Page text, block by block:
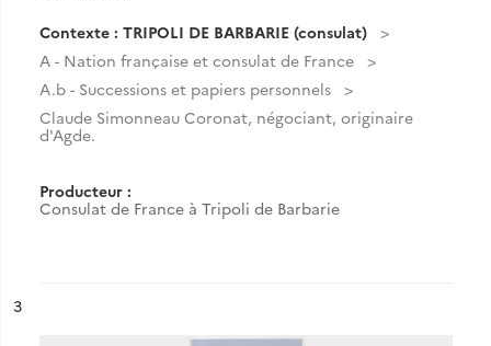
Contexte : TRIPOLI DE BARBARIE (consulat)
A - Nation française et consulat de France
A.b - Successions et papiers personnels
Claude Simonneau Coronat, négociant, originaire
d'Agde.
Producteur :
Consulat de France à Tripoli de Barbarie
n°
3